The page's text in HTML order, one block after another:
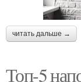
читать дальше →
Топ-5